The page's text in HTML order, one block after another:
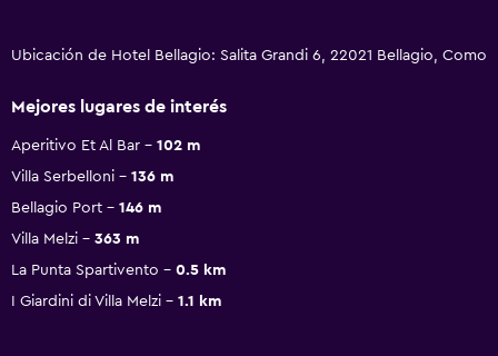
Ubicación de Hotel Bellagio: Salita Grandi 6, 22021 Bellagio, Como
Mejores lugares de interés
Aperitivo Et Al Bar
102 m
Villa Serbelloni
136 m
Bellagio Port
146 m
Villa Melzi
363 m
La Punta Spartivento
0.5 km
I Giardini di Villa Melzi
1.1 km